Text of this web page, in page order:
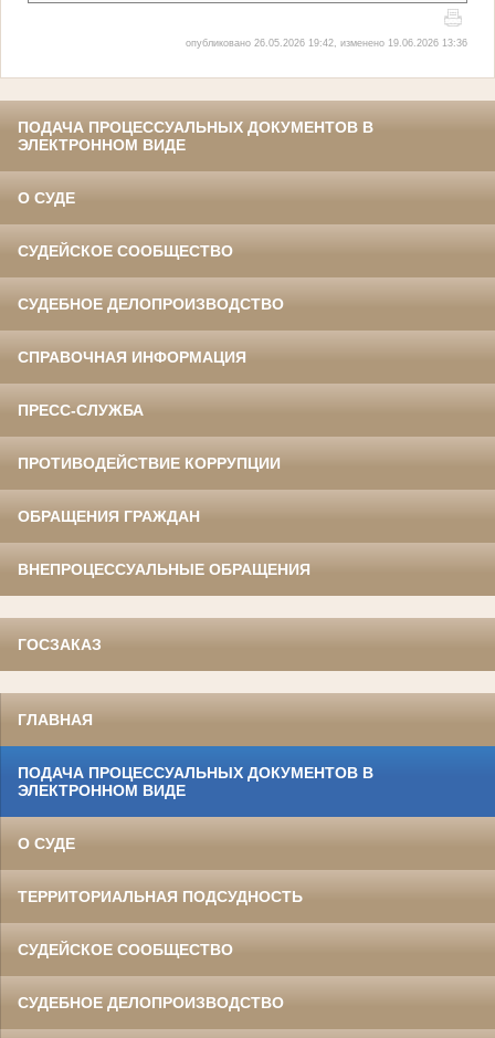
опубликовано 26.05.2026 19:42, изменено 19.06.2026 13:36
ПОДАЧА ПРОЦЕССУАЛЬНЫХ ДОКУМЕНТОВ В
ЭЛЕКТРОННОМ ВИДЕ
О СУДЕ
СУДЕЙСКОЕ СООБЩЕСТВО
СУДЕБНОЕ ДЕЛОПРОИЗВОДСТВО
СПРАВОЧНАЯ ИНФОРМАЦИЯ
ПРЕСС-СЛУЖБА
ПРОТИВОДЕЙСТВИЕ КОРРУПЦИИ
ОБРАЩЕНИЯ ГРАЖДАН
ВНЕПРОЦЕССУАЛЬНЫЕ ОБРАЩЕНИЯ
ГОСЗАКАЗ
ГЛАВНАЯ
ПОДАЧА ПРОЦЕССУАЛЬНЫХ ДОКУМЕНТОВ В
ЭЛЕКТРОННОМ ВИДЕ
О СУДЕ
ТЕРРИТОРИАЛЬНАЯ ПОДСУДНОСТЬ
СУДЕЙСКОЕ СООБЩЕСТВО
СУДЕБНОЕ ДЕЛОПРОИЗВОДСТВО